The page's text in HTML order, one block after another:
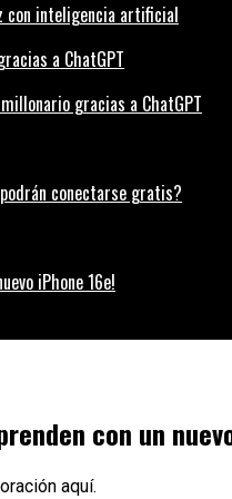
con inteligencia artificial
gracias a ChatGPT
conectarse gratis?
iPhone 16e!
con un
aquí.